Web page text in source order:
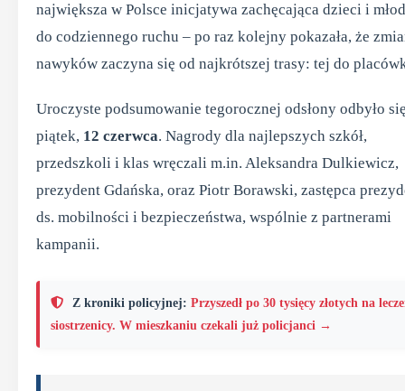
największa w Polsce inicjatywa zachęcająca dzieci i
do codziennego ruchu – po raz kolejny pokazała, że
nawyków zaczyna się od najkrótszej trasy: tej do
Uroczyste podsumowanie tegorocznej odsłony odbyło
piątek, 12 czerwca. Nagrody dla najlepszych szkół,
przedszkoli i klas wręczali m.in. Aleksandra Dulkiewicz,
prezydent Gdańska, oraz Piotr Borawski, zastępca
ds. mobilności i bezpieczeństwa, wspólnie z partnerami
kampanii.
Z kroniki policyjnej: Przyszedł po 30 tysięcy złotych na
siostrzenicy. W mieszkaniu czekali już policjanci →